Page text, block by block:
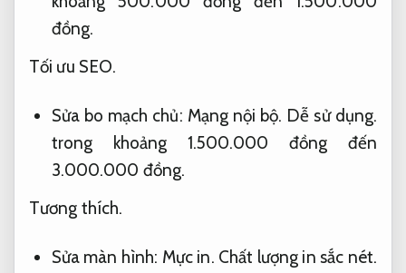
đồng.
Tối ưu SEO.
Sửa bo mạch chủ: Mạng nội bộ. Dễ sử dụng.
trong khoảng 1.500.000 đồng đến
3.000.000 đồng.
Tương thích.
Sửa màn hình: Mực in. Chất lượng in sắc nét.